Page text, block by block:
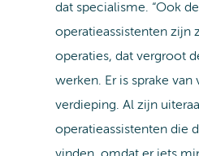
dat specialisme. “Ook de
operatieassistenten zijn
operaties, dat vergroot
werken. Er is sprake van
verdieping. Al zijn
operatieassistenten die